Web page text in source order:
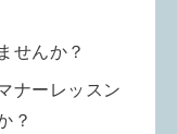
せんか？
ナーレッスン
？